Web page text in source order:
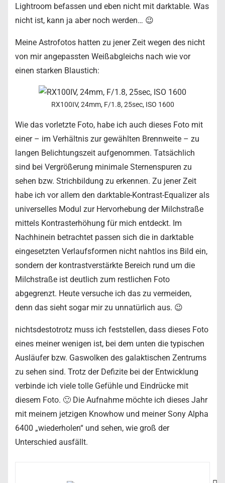
Lightroom befassen und eben nicht mit darktable. Was
nicht ist, kann ja aber noch werden… 😉
Meine Astrofotos hatten zu jener Zeit wegen des nicht
von mir angepassten Weißabgleichs nach wie vor
einen starken Blaustich:
RX100IV, 24mm, F/1.8, 25sec, ISO 1600
Wie das vorletzte Foto, habe ich auch dieses Foto mit
einer – im Verhältnis zur gewählten Brennweite – zu
langen Belichtungszeit aufgenommen. Tatsächlich
sind bei Vergrößerung minimale Sternenspuren zu
sehen bzw. Strichbildung zu erkennen. Zu jener Zeit
habe ich vor allem den darktable-Kontrast-Equalizer als
universelles Modul zur Hervorhebung der Milchstraße
mittels Kontrasterhöhung für mich entdeckt. Im
Nachhinein betrachtet passen sich die in darktable
eingesetzten Verlaufsformen nicht nahtlos ins Bild ein,
sondern der kontrastverstärkte Bereich rund um die
Milchstraße ist deutlich zum restlichen Foto
abgegrenzt. Heute versuche ich das zu vermeiden,
denn das sieht sogar mir zu unnatürlich aus. 😉
nichtsdestotrotz muss ich feststellen, dass dieses Foto
eines meiner wenigen ist, bei dem unten die typischen
Ausläufer bzw. Gaswolken des galaktischen Zentrums
zu sehen sind. Trotz der Defizite bei der Entwicklung
verbinde ich viele tolle Gefühle und Eindrücke mit
diesem Foto. 🙂 Die Aufnahme möchte ich dieses Jahr
mit meinem jetzigen Knowhow und meiner Sony Alpha
6400 „wiederholen“ und sehen, wie groß der
Unterschied ausfällt.